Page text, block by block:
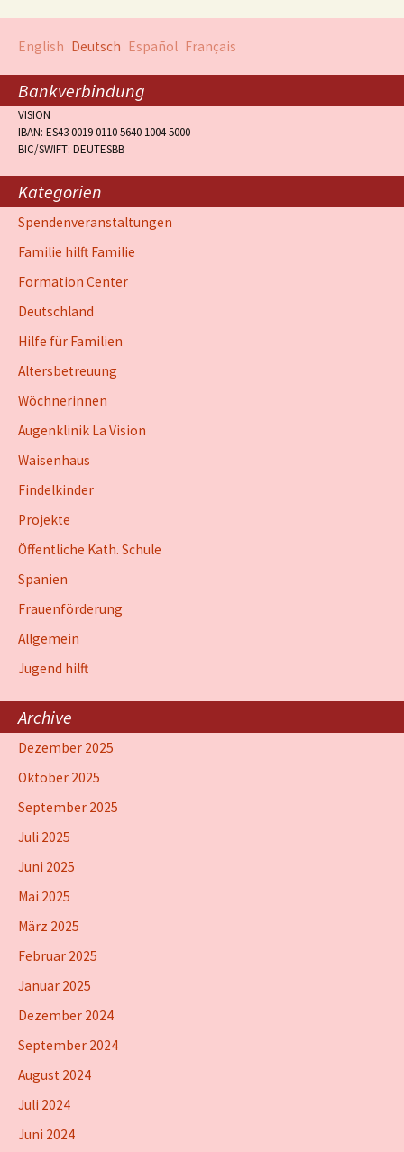
English Deutsch Español Français
Bankverbindung
VISION
IBAN: ES43 0019 0110 5640 1004 5000
BIC/SWIFT: DEUTESBB
Kategorien
Spendenveranstaltungen
Familie hilft Familie
Formation Center
Deutschland
Hilfe für Familien
Altersbetreuung
Wöchnerinnen
Augenklinik La Vision
Waisenhaus
Findelkinder
Projekte
Öffentliche Kath. Schule
Spanien
Frauenförderung
Allgemein
Jugend hilft
Archive
Dezember 2025
Oktober 2025
September 2025
Juli 2025
Juni 2025
Mai 2025
März 2025
Februar 2025
Januar 2025
Dezember 2024
September 2024
August 2024
Juli 2024
Juni 2024